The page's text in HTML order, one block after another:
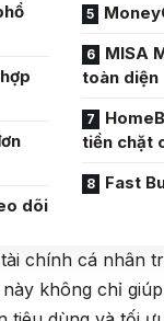
dõi
MISA
toàn diện
tiền chặt
Fast
chính cá nhân
không chỉ